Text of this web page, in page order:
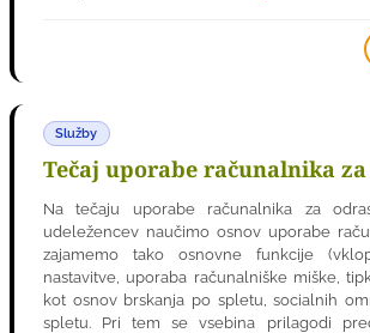
Služby
Tečaj uporabe računalnika
Na tečaju uporabe računalnika za
udeležencev naučimo osnov uporabe
zajamemo tako osnovne funkcije
nastavitve, uporaba računalniške miške,
kot osnov brskanja po spletu, socialnih
spletu. Pri tem se vsebina prilagodi